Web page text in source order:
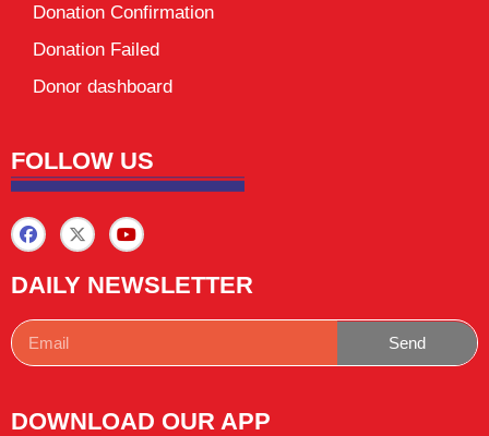
Donation Confirmation
Donation Failed
Donor dashboard
FOLLOW US
DAILY NEWSLETTER
Send
DOWNLOAD OUR APP